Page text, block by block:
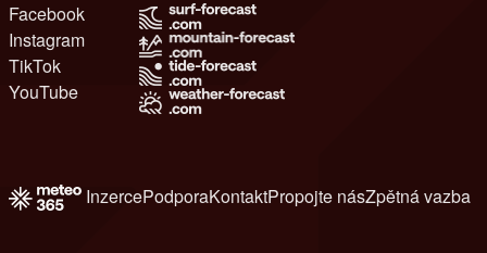
Facebook
Instagram
TikTok
YouTube
InzercePodporaKontaktPropojte násZpětná vazba